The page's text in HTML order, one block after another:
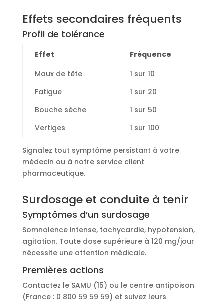
Effets secondaires fréquents
Profil de tolérance
Effet
Fréquence
Maux de tête
1 sur 10
Fatigue
1 sur 20
Bouche sèche
1 sur 50
Vertiges
1 sur 100
Signalez tout symptôme persistant à votre
médecin ou à notre service client
pharmaceutique.
Surdosage et conduite à tenir
Symptômes d’un surdosage
Somnolence intense, tachycardie, hypotension,
agitation. Toute dose supérieure à 120 mg/jour
nécessite une attention médicale.
Premières actions
Contactez le SAMU (15) ou le centre antipoison
(France : 0 800 59 59 59) et suivez leurs